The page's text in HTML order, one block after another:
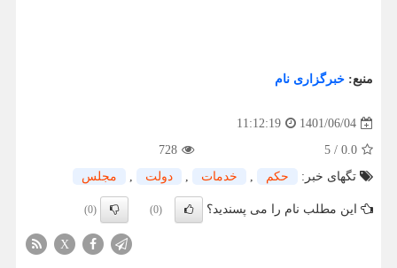
منبع: خبرگزاری نام
1401/06/04
11:12:19
0.0
/
5
728
تگهای خبر:
حكم , خدمات , دولت , مجلس
این مطلب نام را می پسندید؟ (0)
(0)
X